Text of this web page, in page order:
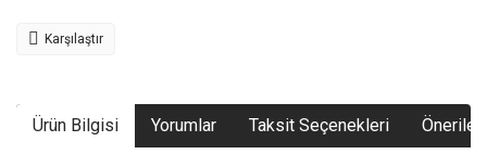
Karşılaştır
Ürün Bilgisi Yorumlar Taksit Seçenekleri